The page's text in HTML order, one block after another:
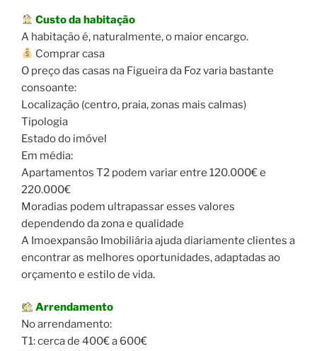
Custo da habitação
A habitação é, naturalmente, o maior encargo.
Comprar casa
O preço das casas na Figueira da Foz varia bastante
consoante:
Localização (centro, praia, zonas mais calmas)
Tipologia
Estado do imóvel
Em média:
Apartamentos T2 podem variar entre 120.000€ e
220.000€
Moradias podem ultrapassar esses valores
dependendo da zona e qualidade
A Imoexpansão Imobiliária ajuda diariamente clientes a
encontrar as melhores oportunidades, adaptadas ao
orçamento e estilo de vida.
Arrendamento
No arrendamento:
T1: cerca de 400€ a 600€